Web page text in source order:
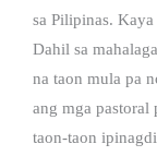
sa Pilipinas.
Dahil sa
na taon mula pa
ang mga
taon-taon